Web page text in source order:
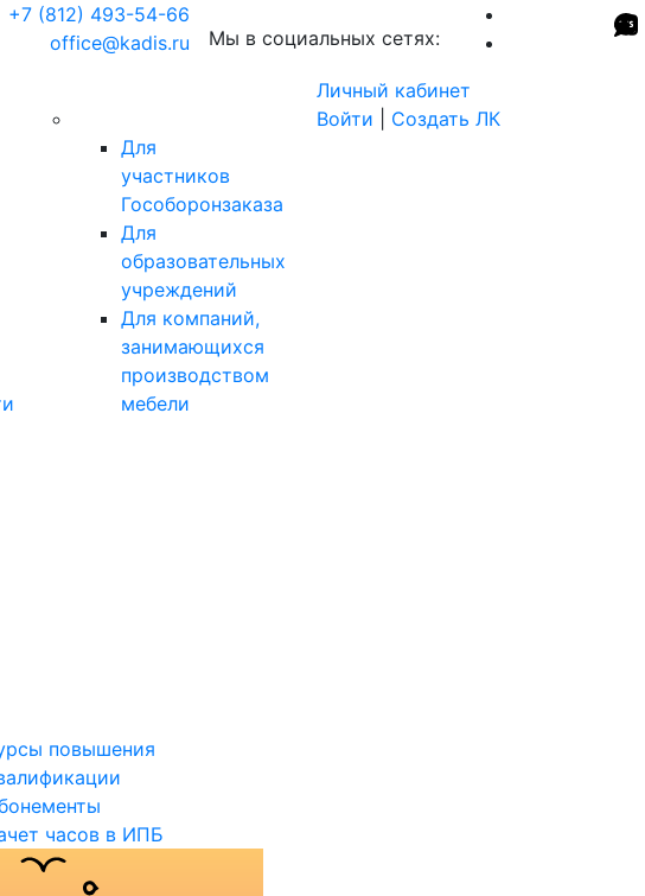
+7 (812) 493-54-66
office@kadis.ru
Мы в социальных сетях:
Для
участников
Гособоронзаказа
Для
образовательных
учреждений
Для компаний,
занимающихся
производством
мебели
повышения
часов в ИПБ
Личный кабинет
Войти
Создать ЛК